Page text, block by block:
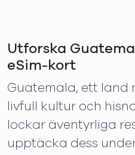
Utforska
eSim-kort
Guatemala, ett land
livfull kultur och
lockar äventyrliga
upptäcka dess